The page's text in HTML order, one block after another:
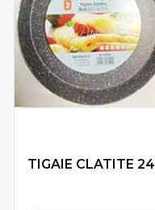
TIGAIE CLATITE 24